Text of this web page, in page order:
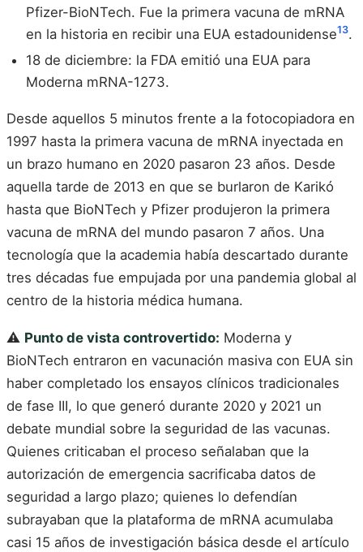
Pfizer-BioNTech. Fue la primera vacuna de mRNA
en la historia en recibir una EUA estadounidense13.
18 de diciembre: la FDA emitió una EUA para
Moderna mRNA-1273.
Desde aquellos 5 minutos frente a la fotocopiadora en
1997 hasta la primera vacuna de mRNA inyectada en
un brazo humano en 2020 pasaron 23 años. Desde
aquella tarde de 2013 en que se burlaron de Karikó
hasta que BioNTech y Pfizer produjeron la primera
vacuna de mRNA del mundo pasaron 7 años. Una
tecnología que la academia había descartado durante
tres décadas fue empujada por una pandemia global al
centro de la historia médica humana.
⚠️ Punto de vista controvertido: Moderna y
BioNTech entraron en vacunación masiva con EUA sin
haber completado los ensayos clínicos tradicionales
de fase III, lo que generó durante 2020 y 2021 un
debate mundial sobre la seguridad de las vacunas.
Quienes criticaban el proceso señalaban que la
autorización de emergencia sacrificaba datos de
seguridad a largo plazo; quienes lo defendían
subrayaban que la plataforma de mRNA acumulaba
casi 15 años de investigación básica desde el artículo